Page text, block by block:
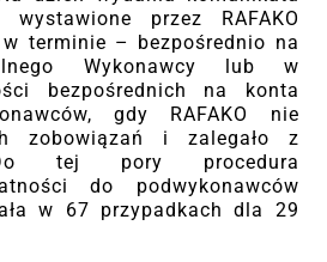
przez RAFAKO
w terminie – bezpośrednio na
Wykonawcy lub w
bezpośrednich na konta
gdy RAFAKO nie
zobowiązań i zalegało z
Do tej pory procedura
do podwykonawców
w 67 przypadkach dla 29